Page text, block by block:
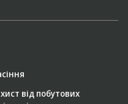
від побутових